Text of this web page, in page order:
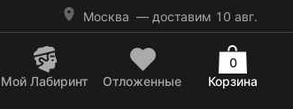
Москва — доставим 10 авг.
Mой Лабиринт Отложенные Корзина
0